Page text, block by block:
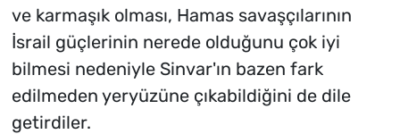
ve karmaşık olması, Hamas savaşçılarının
İsrail güçlerinin nerede olduğunu çok iyi
bilmesi nedeniyle Sinvar'ın bazen fark
edilmeden yeryüzüne çıkabildiğini de dile
getirdiler.